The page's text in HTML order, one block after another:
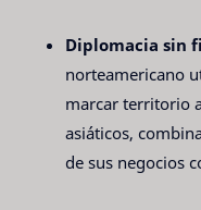
Diplomacia sin
norteamericano
marcar territorio
asiáticos,
de sus negocios